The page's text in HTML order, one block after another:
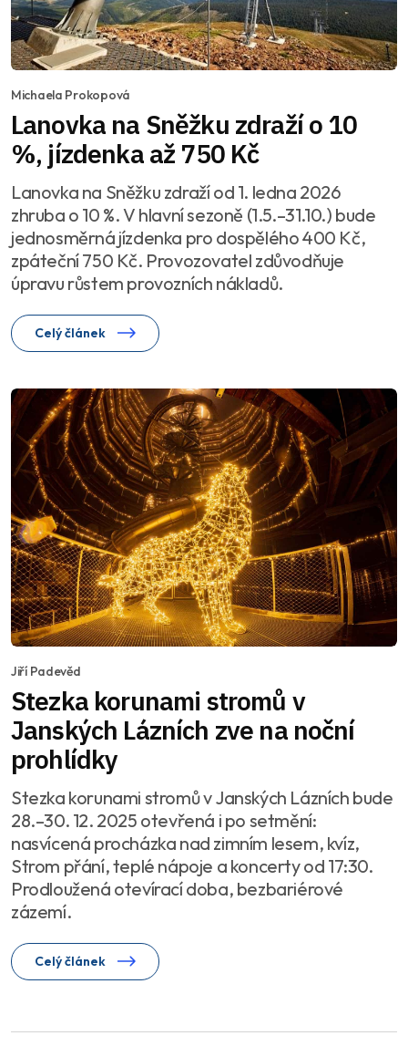
Michaela Prokopová
Lanovka na Sněžku zdraží o 10
%, jízdenka až 750 Kč
Lanovka na Sněžku zdraží od 1. ledna 2026
zhruba o 10 %. V hlavní sezoně (1.5.–31.10.) bude
jednosměrná jízdenka pro dospělého 400 Kč,
zpáteční 750 Kč. Provozovatel zdůvodňuje
úpravu růstem provozních nákladů.
Celý článek
Jiří Padevěd
Stezka korunami stromů v
Janských Lázních zve na noční
prohlídky
Stezka korunami stromů v Janských Lázních bude
28.–30. 12. 2025 otevřená i po setmění:
nasvícená procházka nad zimním lesem, kvíz,
Strom přání, teplé nápoje a koncerty od 17:30.
Prodloužená otevírací doba, bezbariérové
zázemí.
Celý článek